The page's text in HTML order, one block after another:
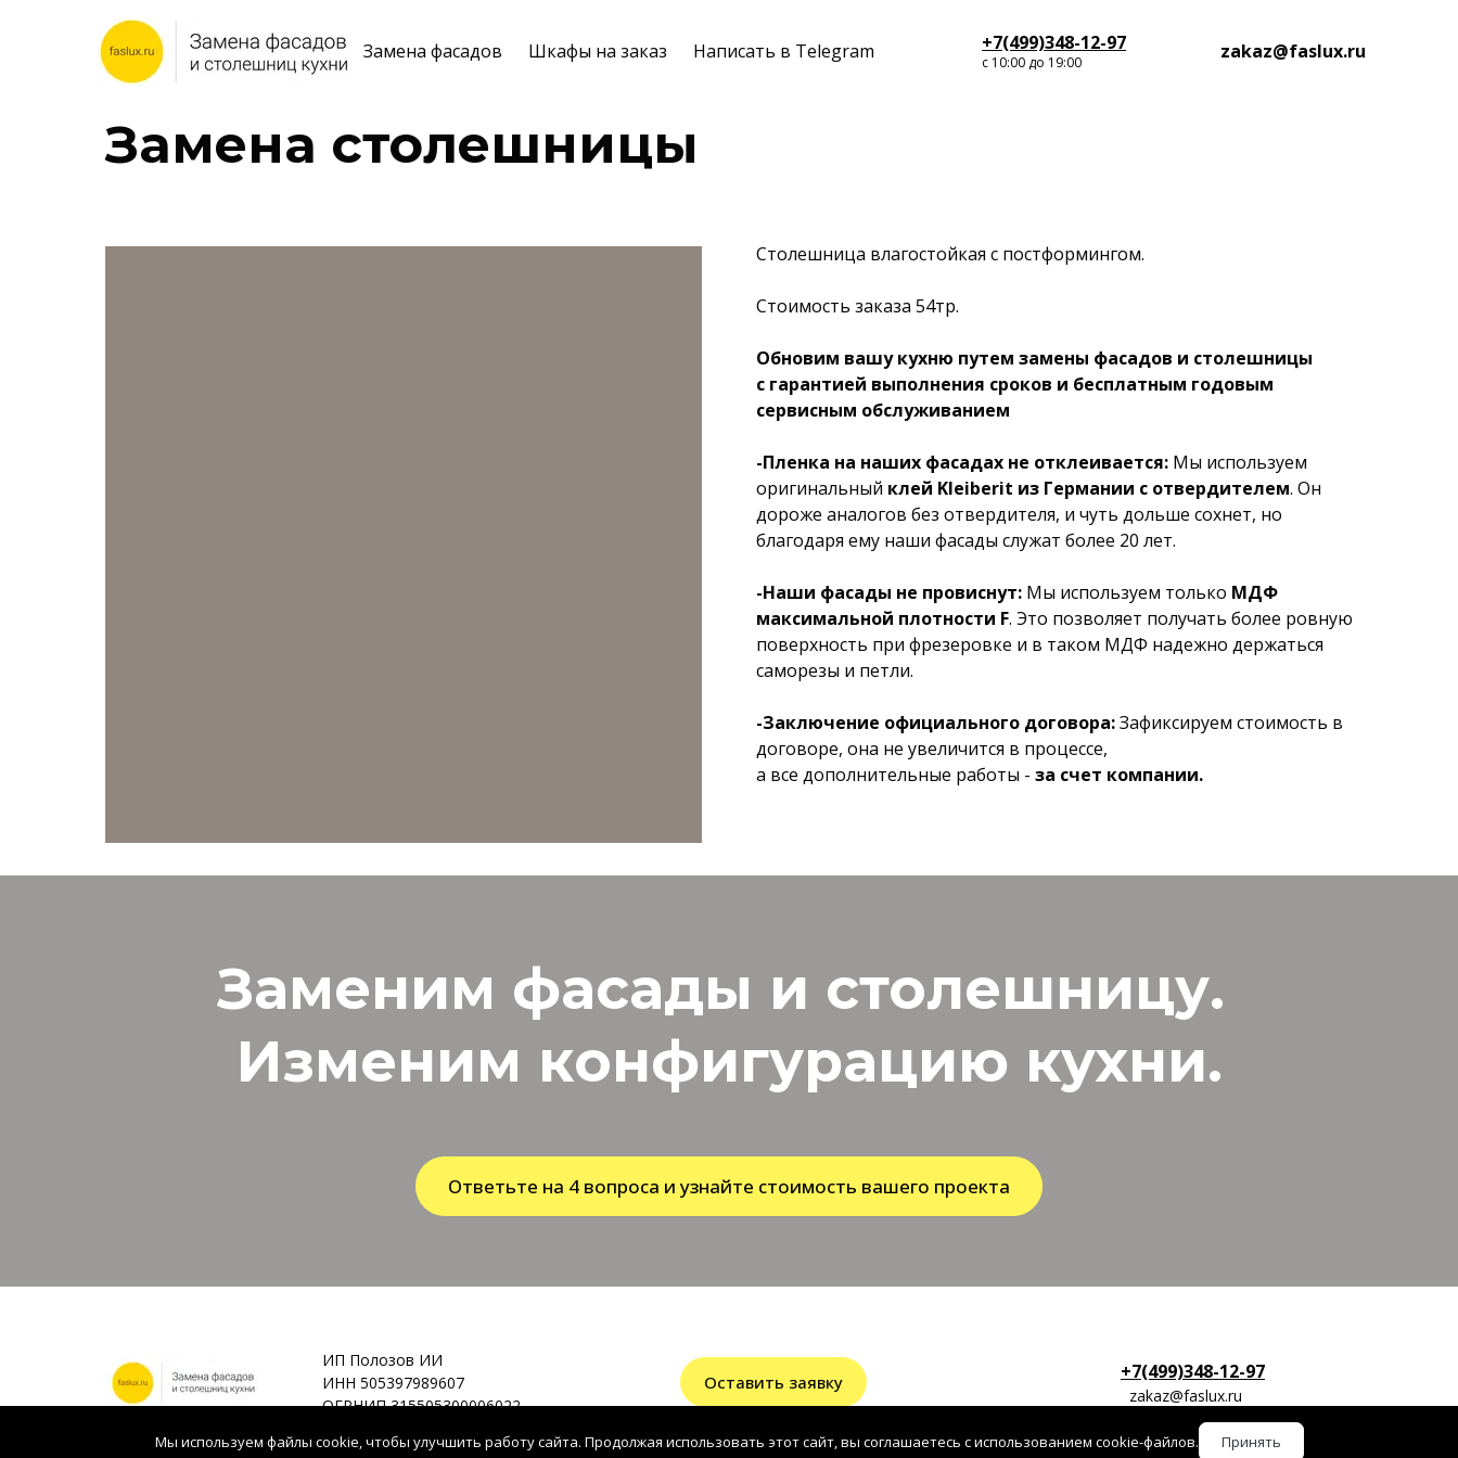
Замена фасадов Шкафы на заказ Написать в Telegram +7(499)348-12-97
с 10:00 до 19:00 zakaz@faslux.ru
Замена столешницы
Столешница влагостойкая с постформингом.
Стоимость заказа 54тр.
Обновим вашу кухню путем замены фасадов и столешницы
с гарантией выполнения сроков и бесплатным годовым
сервисным обслуживанием
-Пленка на наших фасадах не отклеивается: Мы используем
оригинальный клей Kleiberit из Германии с отвердителем. Он
дороже аналогов без отвердителя, и чуть дольше сохнет, но
благодаря ему наши фасады служат более 20 лет.
-Наши фасады не провиснут: Мы используем только МДФ
максимальной плотности F. Это позволяет получать более ровную
поверхность при фрезеровке и в таком МДФ надежно держаться
саморезы и петли.
-Заключение официального договора:Зафиксируем стоимость в
договоре, она не увеличится в процессе,
а все дополнительные работы - за счет компании.
Заменим фасады и столешницу.
Изменим конфигурацию кухни.
Ответьте на 4 вопроса и узнайте стоимость вашего проекта
ИП Полозов ИИ
ИНН 505397989607
ОГРНИП 315505300006022
Оставить заявку +7(499)348-12-97
zakaz@faslux.ru
Мы используем файлы cookie, чтобы улучшить работу сайта. Продолжая использовать этот сайт, вы соглашаетесь с использованием cookie-файлов. Принять